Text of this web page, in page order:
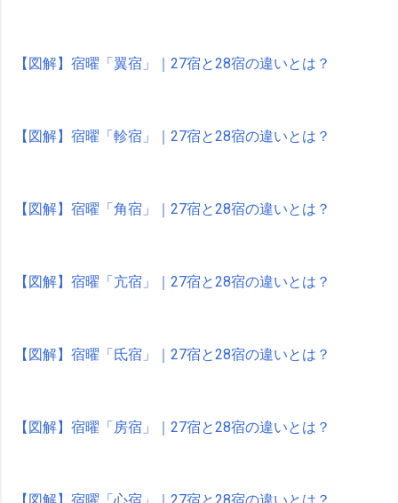
【図解】宿曜「翼宿」｜27宿と28宿の違いとは？
【図解】宿曜「軫宿」｜27宿と28宿の違いとは？
【図解】宿曜「角宿」｜27宿と28宿の違いとは？
【図解】宿曜「亢宿」｜27宿と28宿の違いとは？
【図解】宿曜「氐宿」｜27宿と28宿の違いとは？
【図解】宿曜「房宿」｜27宿と28宿の違いとは？
【図解】宿曜「心宿」｜27宿と28宿の違いとは？